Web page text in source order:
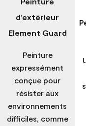
d’extérieur
Element Guard
Peinture
expressément
conçue pour
résister aux
environnements
difficiles, comme